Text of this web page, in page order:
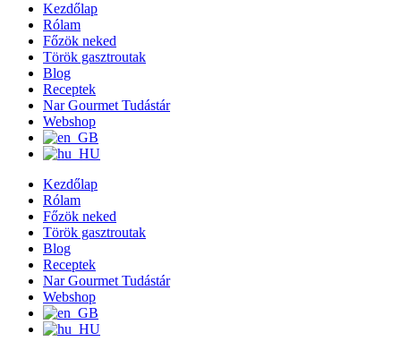
Kezdőlap
Rólam
Főzök neked
Török gasztroutak
Blog
Receptek
Nar Gourmet Tudástár
Webshop
Kezdőlap
Rólam
Főzök neked
Török gasztroutak
Blog
Receptek
Nar Gourmet Tudástár
Webshop